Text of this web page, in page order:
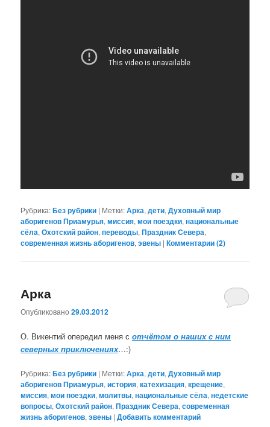
Рубрика:Без рубрики | Метки:Арка,дети,Духовный мир
аборигенов Приамурья,миссия,мои поездки,национальные
сёла,Охотский район,переводы,Праздник Севера,
современная жизнь аборигенов,эвены |Комментарии (2)
Арка
Опубликовано29.03.2012
О. Викентий опередил меня сотчётом о наших с ним
северных приключениях…:)
Рубрика:Без рубрики | Метки:Арка,дети,Духовный мир
аборигенов Приамурья,история,катехизация,крещение,
миссия,мои поездки,молитвы,национальные сёла,недетские
вопросы,Охотский район,Праздник Севера,современная
жизнь аборигенов,эвены |Добавить комментарий